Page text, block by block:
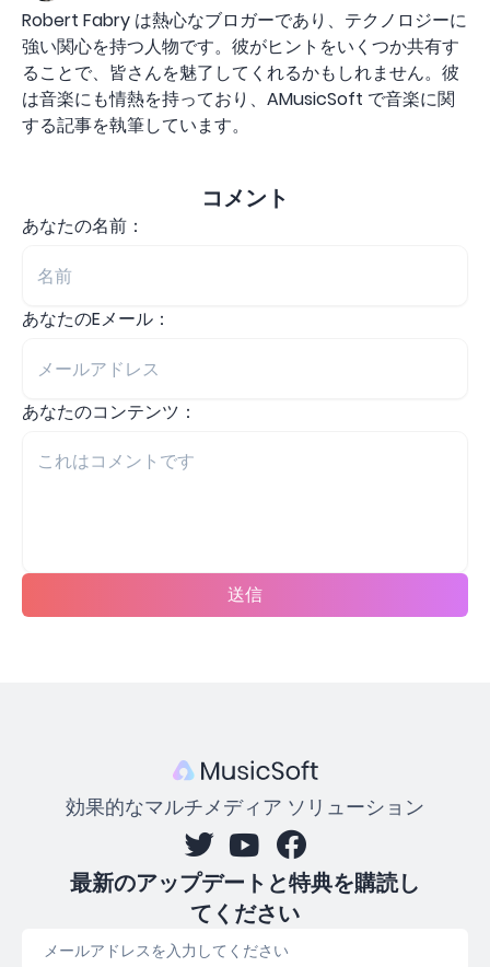
Robert Fabry は熱心なブロガーであり、テクノロジーに
強い関心を持つ人物です。彼がヒントをいくつか共有す
ることで、皆さんを魅了してくれるかもしれません。彼
は音楽にも情熱を持っており、AMusicSoft で音楽に関
する記事を執筆しています。
コメント
あなたの名前：
あなたのEメール：
あなたのコンテンツ：
送信
効果的なマルチメディア ソリューション
最新のアップデートと特典を購読し
てください